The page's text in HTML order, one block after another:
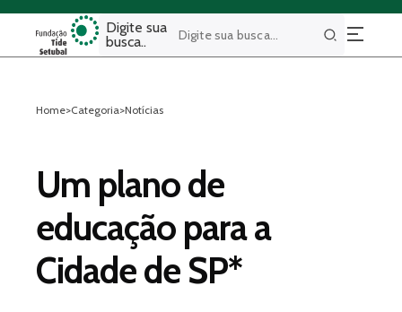
Digite sua
busca..
Buscar
Home>Categoria>Notícias
Um plano de
educação para a
Cidade de SP*